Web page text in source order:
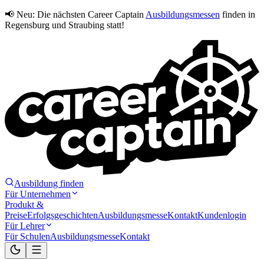
📢 Neu: Die nächsten Career Captain Ausbildungsmessen finden in
Regensburg und Straubing statt!
Ausbildung finden
Für Unternehmen
Produkt &
PreiseErfolgsgeschichtenAusbildungsmesseKontaktKundenlogin
Für Lehrer
Für SchulenAusbildungsmesseKontakt